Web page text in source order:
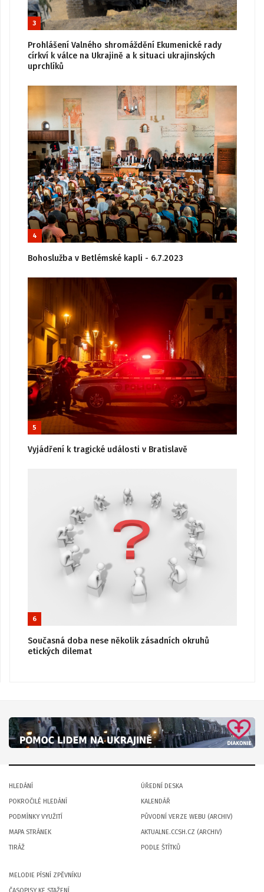
3
Prohlášení Valného shromáždění Ekumenické rady
církví k válce na Ukrajině a k situaci ukrajinských
uprchlíků
4
Bohoslužba v Betlémské kapli - 6.7.2023
5
Vyjádření k tragické události v Bratislavě
6
Současná doba nese několik zásadních okruhů
etických dilemat
HLEDÁNÍ
POKROČILÉ HLEDÁNÍ
PODMÍNKY VYUŽITÍ
MAPA STRÁNEK
TIRÁŽ
ÚŘEDNÍ DESKA
KALENDÁŘ
PŮVODNÍ VERZE WEBU (ARCHIV)
AKTUALNE.CCSH.CZ (ARCHIV)
PODLE ŠTÍTKŮ
MELODIE PÍSNÍ ZPĚVNÍKU
ČASOPISY KE STAŽENÍ